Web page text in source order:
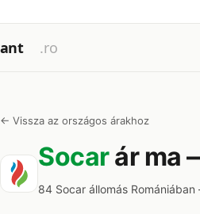
← Vissza az országos árakhoz
Socarár ma
84 Socar állomás